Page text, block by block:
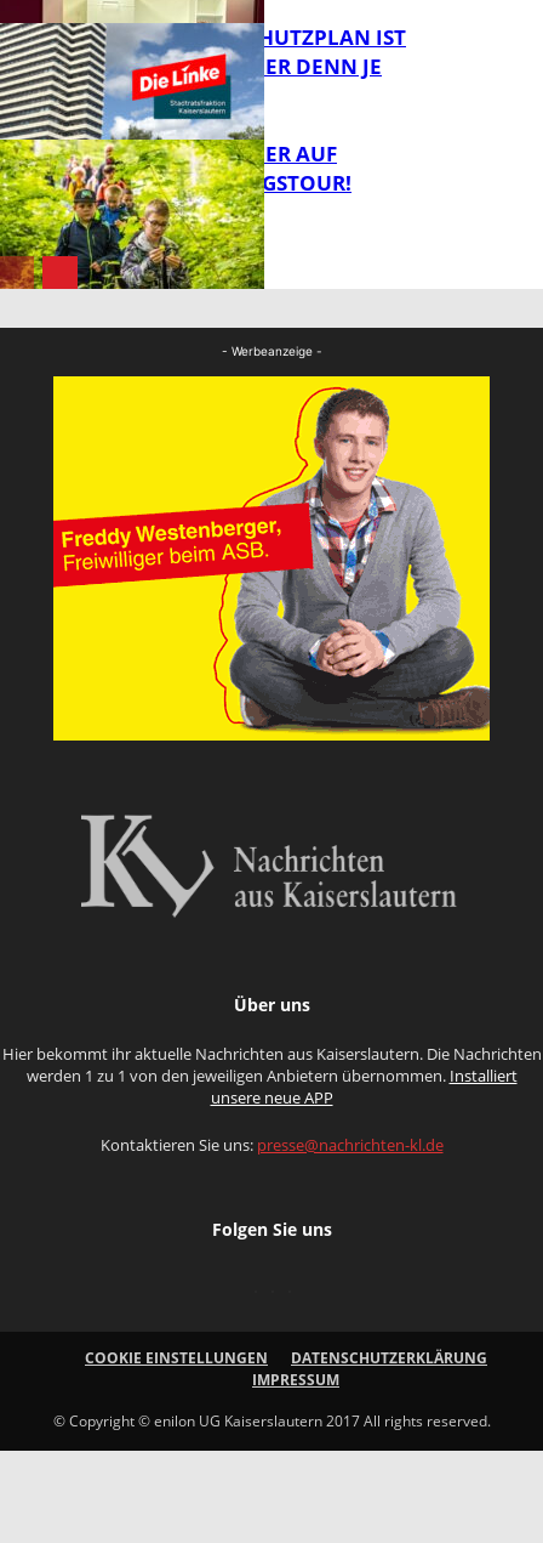
FB Gesundheit
FB News
EIN HITZESCHUTZPLAN IST
NOTWENDIGER DENN JE
MIT DEM JÄGER AUF
ENTDECKUNGSTOUR!
- Werbeanzeige -
Über uns
Hier bekommt ihr aktuelle Nachrichten aus Kaiserslautern. Die Nachrichten
werden 1 zu 1 von den jeweiligen Anbietern übernommen. Installiert
unsere neue APP
Kontaktieren Sie uns: presse@nachrichten-kl.de
Folgen Sie uns
COOKIE EINSTELLUNGEN
DATENSCHUTZERKLÄRUNG
IMPRESSUM
© Copyright © enilon UG Kaiserslautern 2017 All rights reserved.